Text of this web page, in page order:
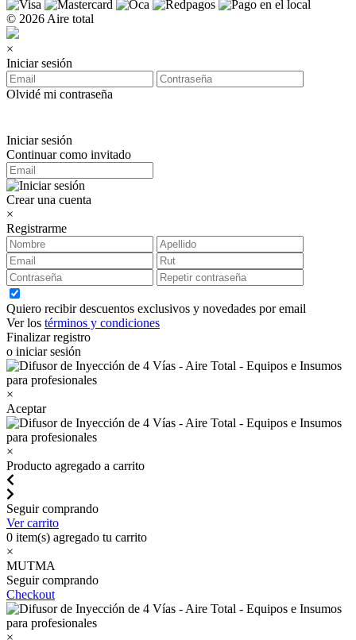
© 2026 Aire total
×
Iniciar sesión
Olvidé mi contraseña
Iniciar sesión
Continuar como invitado
Crear una cuenta
×
Registrarme
Quiero recibir descuentos exclusivos y novedades por email
Ver los términos y condiciones
Finalizar registro
o iniciar sesión
×
Aceptar
×
Producto agregado a carrito
Seguir comprando
Ver carrito
0 item(s) agregado tu carrito
×
MUTMA
Seguir comprando
Checkout
×